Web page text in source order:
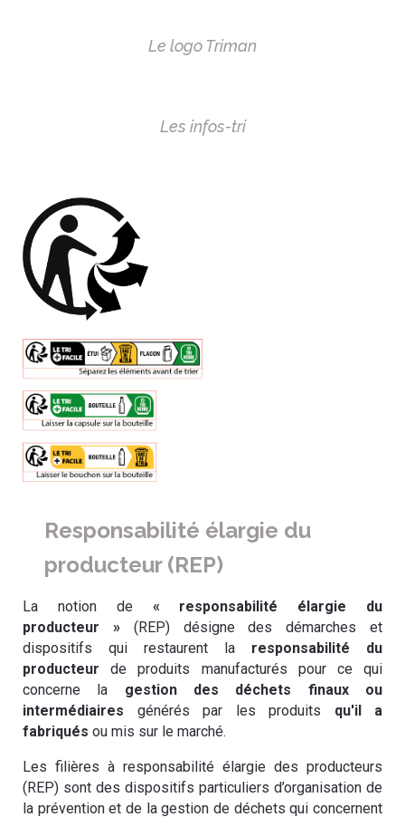
Le logo Triman
Les infos-tri
Responsabilité élargie du
producteur (REP)
La notion de « responsabilité élargie du
producteur »(REP) désigne des démarches et
dispositifs qui restaurent la responsabilité du
producteur de produits manufacturés pour ce qui
concerne la gestion des déchets finaux ou
intermédiaires générés par les produits qu'il a
fabriqués ou mis sur le marché.
Les filières à responsabilité élargie des producteurs
(REP) sont des dispositifs particuliers d’organisation de
la prévention et de la gestion de déchets qui concernent